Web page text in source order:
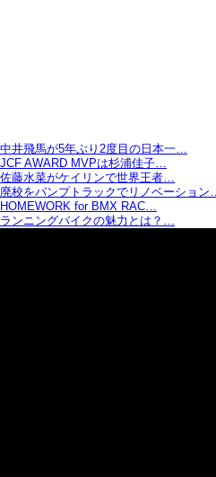
中井飛馬が5年ぶり2度目の日本一…
JCF AWARD MVPは杉浦佳子…
佐藤水菜がケイリンで世界王者…
廃校をパンプトラックでリノベーション…
HOMEWORK for BMX RAC…
ランニングバイクの魅力とは？…